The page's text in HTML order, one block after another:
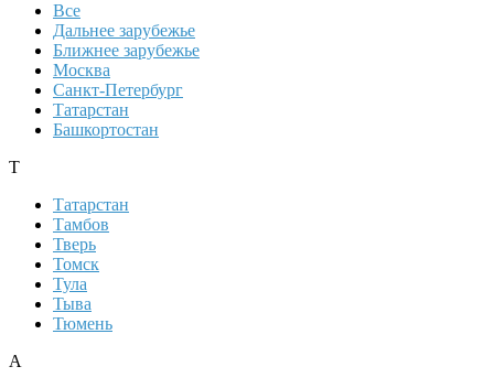
Все
Дальнее зарубежье
Ближнее зарубежье
Москва
Санкт-Петербург
Татарстан
Башкортостан
Т
Татарстан
Тамбов
Тверь
Томск
Тула
Тыва
Тюмень
А